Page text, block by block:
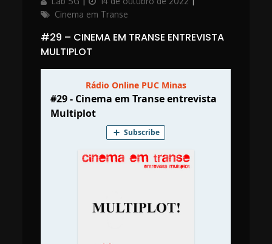
on
Cinema em Transe
#29 – CINEMA EM TRANSE ENTREVISTA
MULTIPLOT